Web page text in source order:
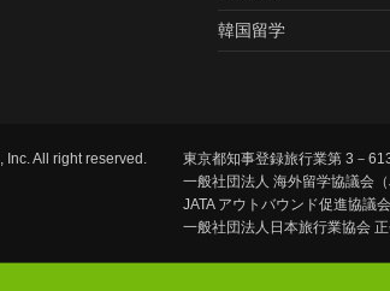
韓国留学
Inc. All right reserved.
東京都知事登録旅行業第 3－
一般社団法人 海外留学協議会
JATA アウトバウンド促進協議
一般社団法人日本旅行業協会